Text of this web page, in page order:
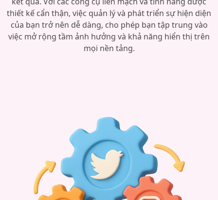
thiết kế cẩn thận, việc quản lý và phát triển sự hiện diện
của bạn trở nên dễ dàng, cho phép bạn tập trung vào
việc mở rộng tầm ảnh hưởng và khả năng hiển thị trên
mọi nền tảng.